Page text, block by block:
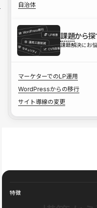
自治体
課題から探
課題解決にお
マーケターでのLP運用
WordPressからの移行
サイト導線の変更
特徴